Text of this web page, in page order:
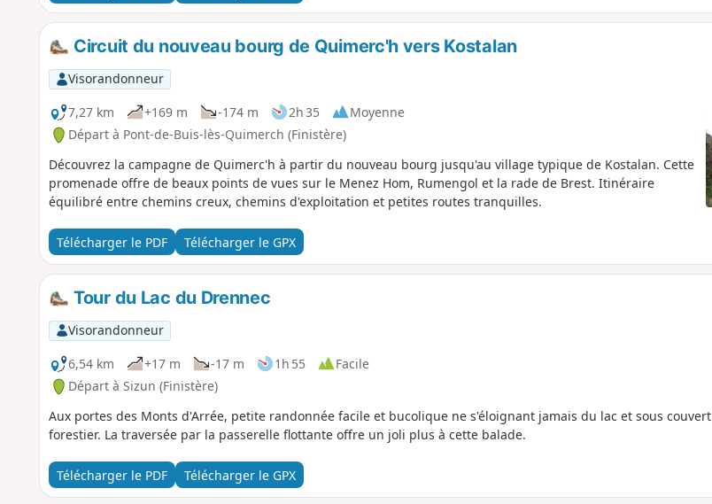
Circuit du nouveau bourg de Quimerc'h vers Kostalan
Visorandonneur
7,27 km
+169 m -174 m 2h 35
Moyenne
Départ à Pont-de-Buis-lès-Quimerch (Finistère)
Découvrez la campagne de Quimerc'h à partir du nouveau bourg jusqu'au village typique de Kostalan. Cette
promenade offre de beaux points de vues sur le Menez Hom, Rumengol et la rade de Brest. Itinéraire
équilibré entre chemins creux, chemins d'exploitation et petites routes tranquilles.
Télécharger le PDF Télécharger le GPX
Tour du Lac du Drennec
Visorandonneur
6,54 km
+17 m -17 m 1h 55
Facile
Départ à Sizun (Finistère)
Aux portes des Monts d'Arrée, petite randonnée facile et bucolique ne s'éloignant jamais du lac et sous couvert
forestier. La traversée par la passerelle flottante offre un joli plus à cette balade.
Télécharger le PDF Télécharger le GPX